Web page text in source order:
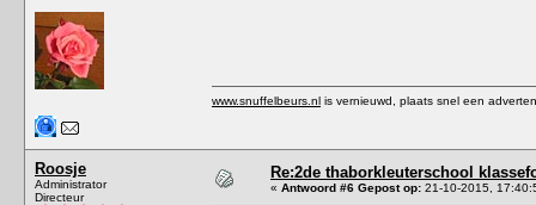
www.snuffelbeurs.nl is vernieuwd, plaats snel een
Roosje
Administrator
Directeur
Re:2de thaborkleuterschool
« Antwoord #6 Gepost op: 21-10-2015,